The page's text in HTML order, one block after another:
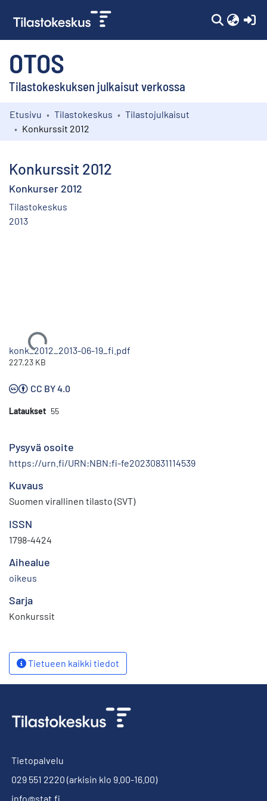
OTOS
Tilastokeskuksen julkaisut verkossa
Kokoelmat
Etusivu Tilastokeskus
Tilastojulkaisut
Konkurssit 2012
Konkurssit 2012
Konkurser 2012
Tilastokeskus
2013
Ladataan...
konk_2012_2013-06-19_fi.pdf
227.23 KB
CC BY 4.0
Lataukset 55
Pysyvä osoite
https://urn.fi/URN:NBN:fi-fe20230831114539
Kuvaus
Suomen virallinen tilasto (SVT)
ISSN
1798-4424
Aihealue
oikeus
Sarja
Konkurssit
Tietueen kaikki tiedot
Tietopalvelu
029 551 2220 (arkisin klo 9.00-16.00)
info@stat.fi